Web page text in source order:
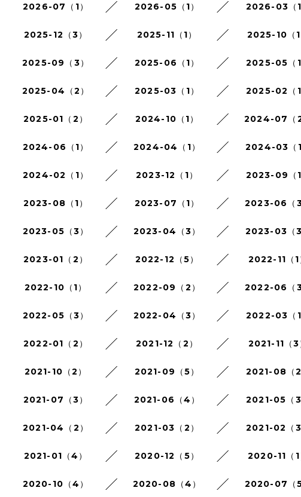
2026-07（1） 2026-05（1） 2026-03（1
2025-12（3） 2025-11（1） 2025-10（1
2025-09（3） 2025-06（1） 2025-05（1
2025-04（2） 2025-03（1） 2025-02（1
2025-01（2） 2024-10（1） 2024-07（2
2024-06（1） 2024-04（1） 2024-03（1
2024-02（1） 2023-12（1） 2023-09（1
2023-08（1） 2023-07（1） 2023-06（3
2023-05（3） 2023-04（3） 2023-03（3
2023-01（2） 2022-12（5） 2022-11（1
2022-10（1） 2022-09（2） 2022-06（3
2022-05（3） 2022-04（3） 2022-03（1
2022-01（2） 2021-12（2） 2021-11（3
2021-10（2） 2021-09（5） 2021-08（2
2021-07（3） 2021-06（4） 2021-05（3
2021-04（2） 2021-03（2） 2021-02（3
2021-01（4） 2020-12（5） 2020-11（1
2020-10（4） 2020-08（4） 2020-07（5